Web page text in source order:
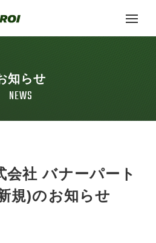
知らせ
NEWS
会社 バナーパート
規)のお知らせ